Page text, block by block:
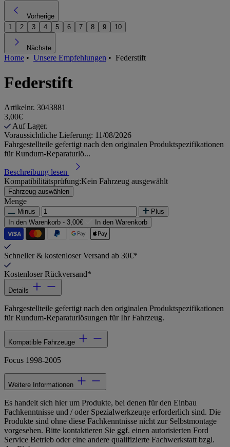
Vorherige
1
2 3 4 5 6 7 8 9 10
Nächste
Home • Unsere Empfehlungen • Federstift
Federstift
Artikelnr. 3043881
3,00€
Auf Lager.
Voraussichtliche Lieferung: 11/08/2026
Fahrgestellteile gefertigt nach den originalen Produktspezifikationen
für Rundum-Reparaturlö...
Beschreibung lesen
Kompatibilitätsprüfung:Kein Fahrzeug ausgewählt
Fahrzeug auswählen
Menge
Minus
Plus
In den Warenkorb - 3,00€ In den Warenkorb
Schneller & kostenloser Versand ab 30€*
Kostenloser Rückversand*
Details
Fahrgestellteile gefertigt nach den originalen Produktspezifikationen
für Rundum-Reparaturlösungen für Ihr Fahrzeug.
Kompatible Fahrzeuge
Focus 1998-2005
Weitere Informationen
Es handelt sich hier um Produkte, bei denen für den Einbau
Fachkenntnisse und / oder Spezialwerkzeuge erforderlich sind. Die
Produkte sind ohne diese Fachkenntnisse nicht zur Selbstmontage
vorgesehen. Bitte kontaktieren Sie ggf. einen autorisierten Ford
Service Betrieb oder eine andere qualifizierte Fachwerkstatt bzgl.